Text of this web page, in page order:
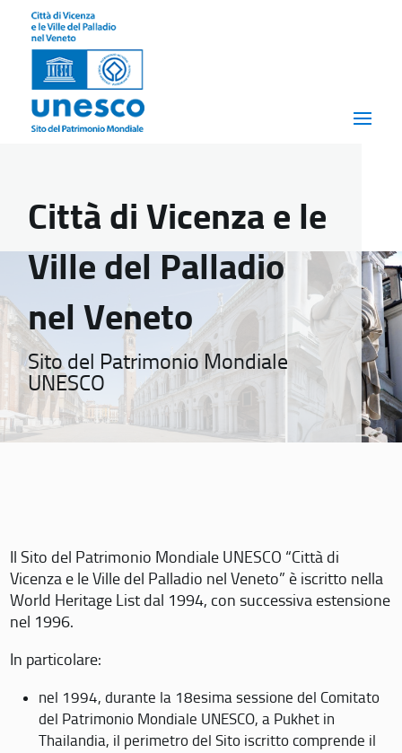
Città di Vicenza e le
Ville del Palladio
nel Veneto
Sito del Patrimonio Mondiale
UNESCO
Il Sito del Patrimonio Mondiale UNESCO “Città di
Vicenza e le Ville del Palladio nel Veneto” è iscritto nella
World Heritage List dal 1994, con successiva estensione
nel 1996.
In particolare:
nel 1994, durante la 18esima sessione del Comitato
del Patrimonio Mondiale UNESCO, a Pukhet in
Thailandia, il perimetro del Sito iscritto comprende il